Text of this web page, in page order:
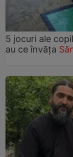
5 jocuri ale
au ce învăța